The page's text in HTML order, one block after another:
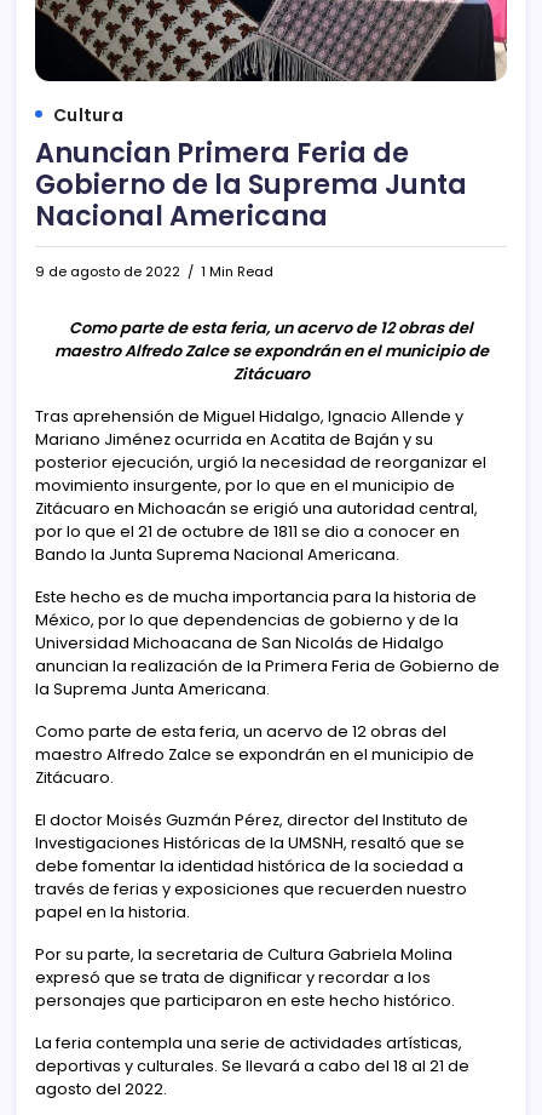
Cultura
Anuncian Primera Feria de
Gobierno de la Suprema Junta
Nacional Americana
9 de agosto de 2022 1 Min Read
Como parte de esta feria, un acervo de 12 obras del
maestro Alfredo Zalce se expondrán en el municipio de
Zitácuaro
Tras aprehensión de Miguel Hidalgo, Ignacio Allende y
Mariano Jiménez ocurrida en Acatita de Baján y su
posterior ejecución, urgió la necesidad de reorganizar el
movimiento insurgente, por lo que en el municipio de
Zitácuaro en Michoacán se erigió una autoridad central,
por lo que el 21 de octubre de 1811 se dio a conocer en
Bando la Junta Suprema Nacional Americana.
Este hecho es de mucha importancia para la historia de
México, por lo que dependencias de gobierno y de la
Universidad Michoacana de San Nicolás de Hidalgo
anuncian la realización de la Primera Feria de Gobierno de
la Suprema Junta Americana.
Como parte de esta feria, un acervo de 12 obras del
maestro Alfredo Zalce se expondrán en el municipio de
Zitácuaro.
El doctor Moisés Guzmán Pérez, director del Instituto de
Investigaciones Históricas de la UMSNH, resaltó que se
debe fomentar la identidad histórica de la sociedad a
través de ferias y exposiciones que recuerden nuestro
papel en la historia.
Por su parte, la secretaria de Cultura Gabriela Molina
expresó que se trata de dignificar y recordar a los
personajes que participaron en este hecho histórico.
La feria contempla una serie de actividades artísticas,
deportivas y culturales. Se llevará a cabo del 18 al 21 de
agosto del 2022.